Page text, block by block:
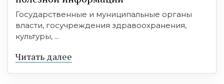
Государственные и муниципальные органы
власти, госучреждения здравоохранения,
культуры, ...
Читать далее